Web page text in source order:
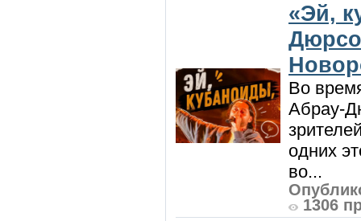
«Эй,
Во
Абрау-
одних
во...
1306